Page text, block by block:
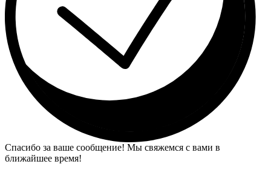
Спасибо за ваше сообщение! Мы свяжемся с вами в
ближайшее время!